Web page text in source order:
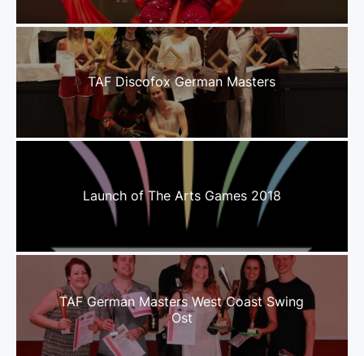
TAF Discofox German Masters
Launch of The Arts Games 2018
TAF German Masters West Coast Swing
Ost